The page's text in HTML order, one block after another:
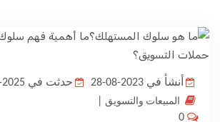
المدونة
أنشأ في 2023-08-28 حدثت في 2025-09-03
المبيعات والتسويق